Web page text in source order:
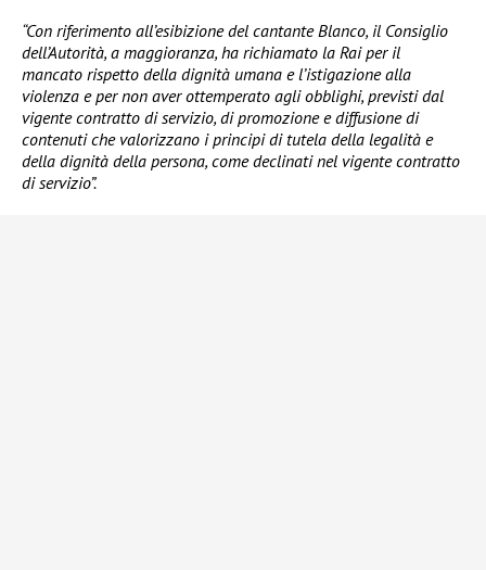
“Con riferimento all’esibizione del cantante Blanco, il Consiglio
dell’Autorità, a maggioranza, ha richiamato la Rai per il
mancato rispetto della dignità umana e l’istigazione alla
violenza e per non aver ottemperato agli obblighi, previsti dal
vigente contratto di servizio, di promozione e diffusione di
contenuti che valorizzano i principi di tutela della legalità e
della dignità della persona, come declinati nel vigente contratto
di servizio”.